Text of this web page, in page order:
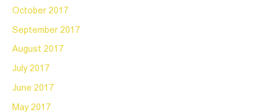
October 2017
September 2017
August 2017
July 2017
June 2017
May 2017